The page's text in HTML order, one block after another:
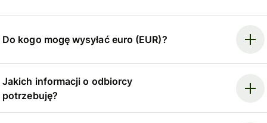
Do kogo mogę wysyłać euro (EUR)?
Jakich informacji o odbiorcy
potrzebuję?